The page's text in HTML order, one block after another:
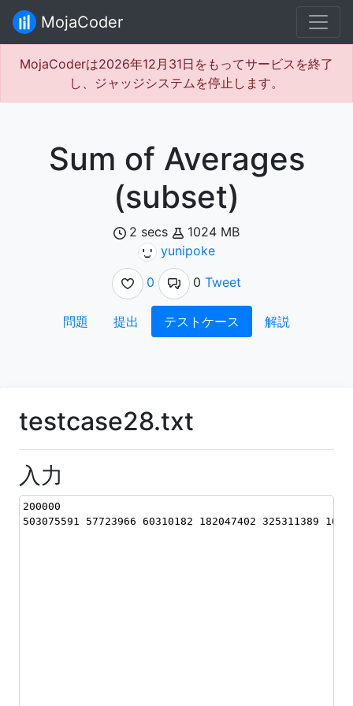
MojaCoder
MojaCoderは2026年12月31日をもってサービスを終了
し、ジャッジシステムを停止します。
Sum of Averages
(subset)
2 secs
1024 MB
yunipoke
0
0 Tweet
問題 提出 テストケース 解説
testcase28.txt
入力
200000
503075591 57723966 60310182 182047402 325311389